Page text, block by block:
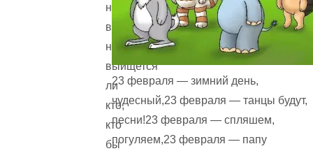
начал
вызов:
не
выищется
ли
кто,
кто
бы
23 февраля — зимний день,
чудесный,23 февраля — танцы будут,
песни!23 февраля — спляшем,
погуляем,23 февраля — папу